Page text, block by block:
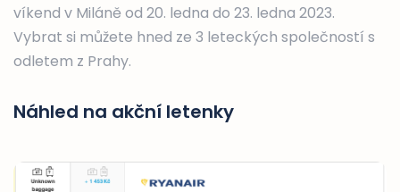
víkend v Miláně od 20. ledna do 23. ledna 2023.
Vybrat si můžete hned ze 3 leteckých společností s
odletem z Prahy.
Náhled na akční letenky